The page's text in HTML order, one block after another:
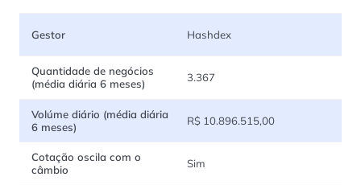
Gestor Hashdex
Quantidade de negócios
(média diária 6 meses)
3.367
Volúme diário (média diária
6 meses)
R$ 10.896.515,00
Cotação oscila com o
câmbio
Sim